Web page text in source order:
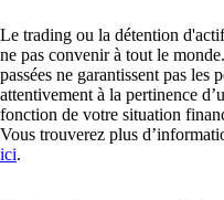
Le trading ou la détention
ne pas convenir à tout le
passées ne garantissent pas les
attentivement à la pertinence
fonction de votre situation
Vous trouverez plus
ici.